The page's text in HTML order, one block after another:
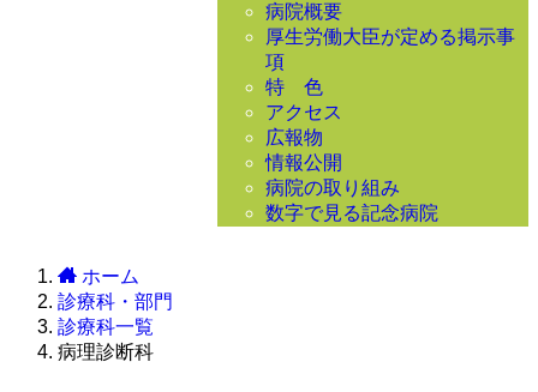
病院概要
厚生労働大臣が定める掲示事
項
特 色
アクセス
広報物
情報公開
病院の取り組み
数字で見る記念病院
ホーム
診療科・部門
診療科一覧
病理診断科